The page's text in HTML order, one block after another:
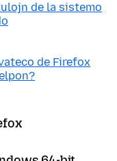
de la sistemo
de Firefox